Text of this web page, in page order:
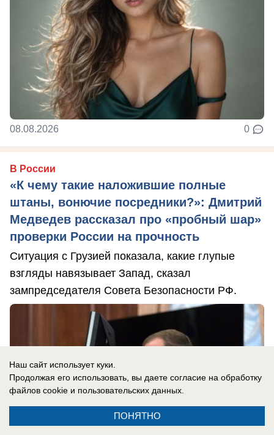
08.08.2026 0
В России
«К чему такие наложившие полные
штаны, вонючие посредники?»: Дмитрий
Медведев рассказал про «пробный шар»
проверки России на прочность
Ситуация с Грузией показала, какие глупые
взгляды навязывает Запад, сказал
зампредседателя Совета Безопасности РФ.
Наш сайт использует куки.
Продолжая его использовать, вы даете согласие на обработку
файлов cookie и пользовательских данных.
ПОНЯТНО